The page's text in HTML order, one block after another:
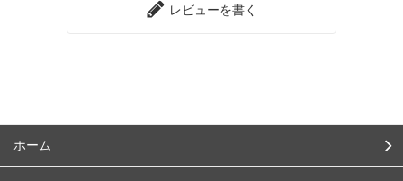
レビューを書く
ホーム